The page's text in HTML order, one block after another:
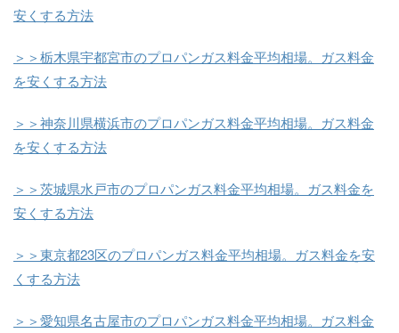
安くする方法
＞＞栃木県宇都宮市のプロパンガス料金平均相場。ガス料金
を安くする方法
＞＞神奈川県横浜市のプロパンガス料金平均相場。ガス料金
を安くする方法
＞＞茨城県水戸市のプロパンガス料金平均相場。ガス料金を
安くする方法
＞＞東京都23区のプロパンガス料金平均相場。ガス料金を安
くする方法
＞＞愛知県名古屋市のプロパンガス料金平均相場。ガス料金